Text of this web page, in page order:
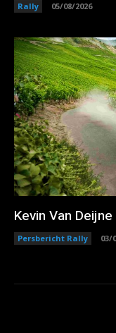
Rally 05/08/2026
Kevin Van
Persbericht Rally 03/